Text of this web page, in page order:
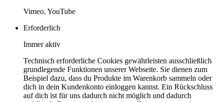
Vimeo, YouTube
Erforderlich
Immer aktiv
Technisch erforderliche Cookies gewährleisten ausschließlich
grundlegende Funktionen unserer Webseite. Sie dienen zum
Beispiel dazu, dass du Produkte im Warenkorb sammeln oder
dich in dein Kundenkonto einloggen kannst. Ein Rückschluss
auf dich ist für uns dadurch nicht möglich und dadurch